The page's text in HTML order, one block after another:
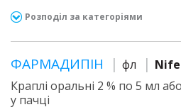
Розподіл за категоріями
ФАРМАДИПІН фл
Краплі оральні 2 % по 5 мл
у пачці